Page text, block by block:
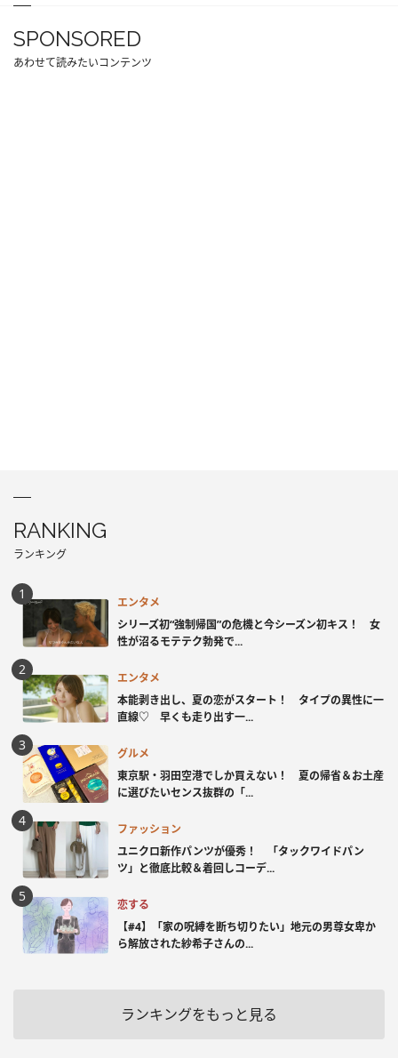
SPONSORED
あわせて読みたいコンテンツ
RANKING
ランキング
エンタメ
シリーズ初“強制帰国”の危機と今シーズン初キス！ 女
性が沼るモテテク勃発で...
エンタメ
本能剥き出し、夏の恋がスタート！ タイプの異性に一
直線♡ 早くも走り出す一...
グルメ
東京駅・羽田空港でしか買えない！ 夏の帰省＆お土産
に選びたいセンス抜群の「...
ファッション
ユニクロ新作パンツが優秀！ 「タックワイドパン
ツ」と徹底比較＆着回しコーデ...
恋する
【#4】「家の呪縛を断ち切りたい」地元の男尊女卑か
ら解放された紗希子さんの...
ランキングをもっと見る